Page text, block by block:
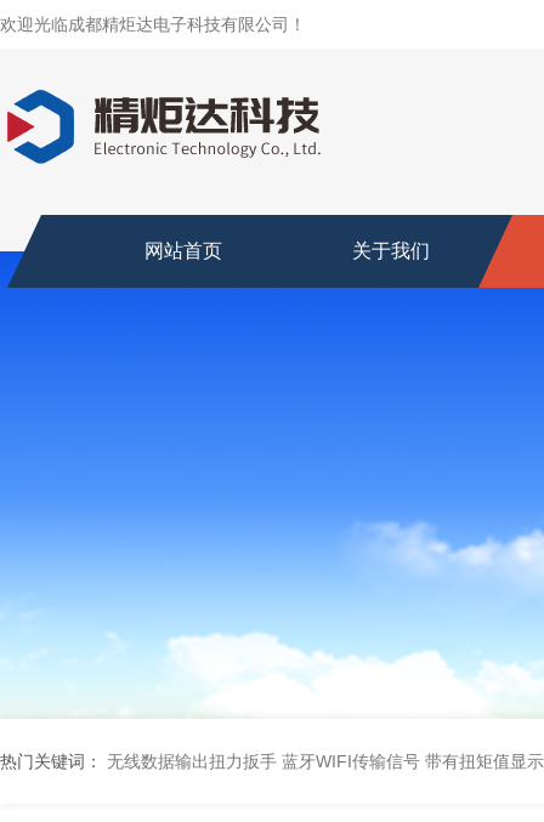
欢迎光临成都精炬达电子科技有限公司！
网站首页 关于我们
热门关键词： 无线数据输出扭力扳手 蓝牙WIFI传输信号 带有扭矩值显